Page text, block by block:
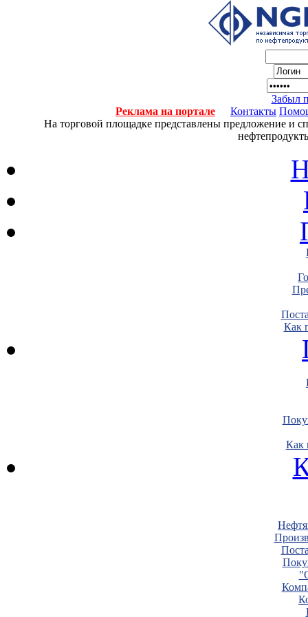
Забыл
Реклама на портале
Контакты
На торговой площадке представлены предложение и
Как
Как